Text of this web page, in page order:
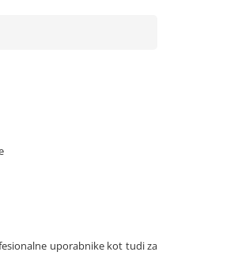
uporabnike kot tudi za